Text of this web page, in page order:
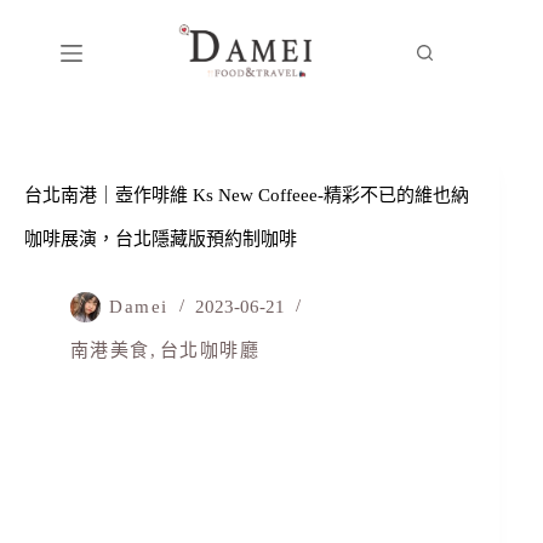
台北南港｜壺作啡維 Ks New Coffeee-精彩不已的維也納
咖啡展演，台北隱藏版預約制咖啡
Damei 2023-06-21
南港美食, 台北咖啡廳